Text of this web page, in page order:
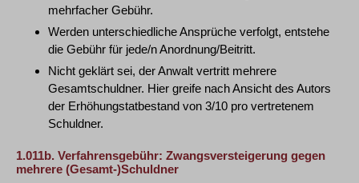
mehrfacher Gebühr.
Werden unterschiedliche Ansprüche verfolgt, entstehe
die Gebühr für jede/n Anordnung/Beitritt.
Nicht geklärt sei, der Anwalt vertritt mehrere
Gesamtschuldner. Hier greife nach Ansicht des Autors
der Erhöhungstatbestand von 3/10 pro vertretenem
Schuldner.
1.011b. Verfahrensgebühr: Zwangsversteigerung gegen
mehrere (Gesamt-)Schuldner